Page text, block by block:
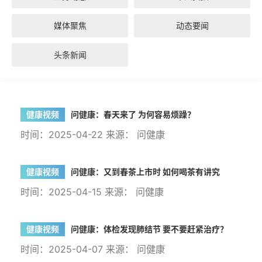
媒体聚焦 动态要闻
头条新闻
健康视频 问健康：春天来了 为何容易烦躁？
时间：2025-04-22 来源： 问健康
健康视频 问健康：又到春茶上市时 如何喝茶有讲究
时间：2025-04-15 来源： 问健康
健康视频 问健康：体检发现肺结节 要不要赶紧治疗？
时间：2025-04-07 来源： 问健康